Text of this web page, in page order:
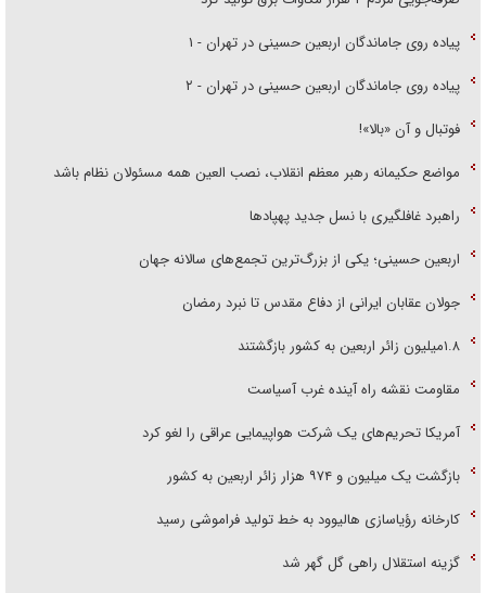
پیاده روی جاماندگان اربعین حسینی در تهران - ۱
پیاده روی جاماندگان اربعین حسینی در تهران - ۲
فوتبال و آن «بالا»!
مواضع حکیمانه رهبر معظم انقلاب، نصب العین همه مسئولان نظام باشد
راهبرد غافلگیری با نسل جدید پهپاد‌ها
اربعین حسینی؛ یکی از بزرگ‌ترین تجمع‌های سالانه جهان
جولان عقابان ایرانی از دفاع مقدس تا نبرد رمضان
۱.۸میلیون زائر اربعین به کشور بازگشتند
مقاومت نقشه راه آینده غرب آسیاست
آمریکا تحریم‌های یک شرکت هواپیمایی عراقی را لغو کرد
بازگشت یک میلیون و ۹۷۴ هزار زائر اربعین به کشور
کارخانه رؤیاسازی هالیوود به خط تولید فراموشی رسید
گزینه استقلال راهی گل گهر شد